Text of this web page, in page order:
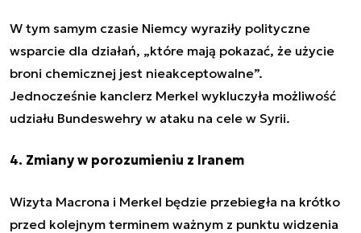
W tym samym czasie Niemcy wyraziły polityczne
wsparcie dla działań, „które mają pokazać, że użycie
broni chemicznej jest nieakceptowalne”.
Jednocześnie kanclerz Merkel wykluczyła możliwość
udziału Bundeswehry w ataku na cele w Syrii.
4. Zmiany w porozumieniu z Iranem
Wizyta Macrona i Merkel będzie przebiegła na krótko
przed kolejnym terminem ważnym z punktu widzenia